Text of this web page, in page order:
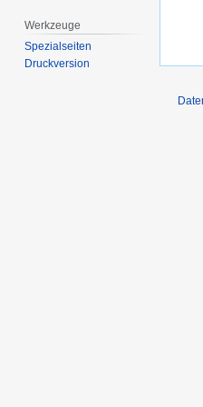
Werkzeuge
Spezialseiten
Druckversion